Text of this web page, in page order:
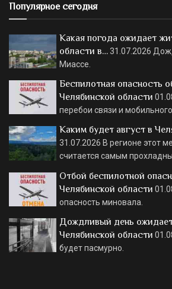
Популярное сегодня
Какая погода ожидает
области в…31.07.2026
Миассе.
Беспилотная опасность
Челябинской области
перебои связи и
Каким будет август в
31.07.2026 В регионе этот
считается самым
Отбой беспилотной
Челябинской области
опасность миновала.
Дождливый день
Челябинской области
будет пасмурно.